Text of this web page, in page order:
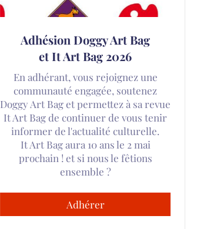
Adhésion Doggy Art Bag
et It Art Bag 2026
En adhérant, vous rejoignez une
communauté engagée, soutenez
Doggy Art Bag et permettez à sa revue
It Art Bag de continuer de vous tenir
informer de l'actualité culturelle.
It Art Bag aura 10 ans le 2 mai
prochain ! et si nous le fêtions
ensemble ?
Adhérer